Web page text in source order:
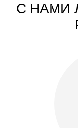
С НАМИ